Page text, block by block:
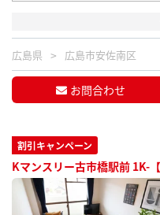
広島県 広島市安佐南区
お問合わせ
割引キャンペーン
Kマンスリー古市橋駅前 1K-